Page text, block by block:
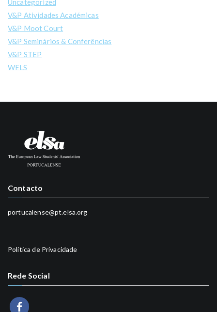
Uncategorized
V&P Atividades Académicas
V&P Moot Court
V&P Seminários & Conferências
V&P STEP
WELS
Contacto
portucalense@pt.elsa.org
Política de Privacidade
Rede Social